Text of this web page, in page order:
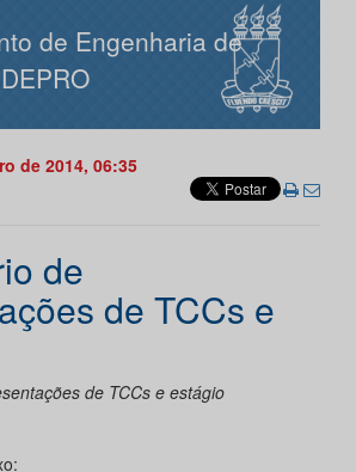
de Engenharia de
de 2014, 06:35
de
de TCCs e
de TCCs e estágio